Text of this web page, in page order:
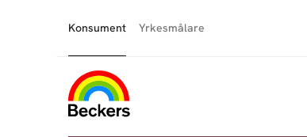
Konsument Yrkesmålare